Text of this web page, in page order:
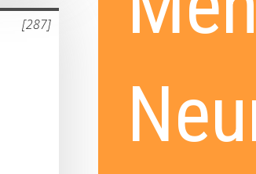
[287]